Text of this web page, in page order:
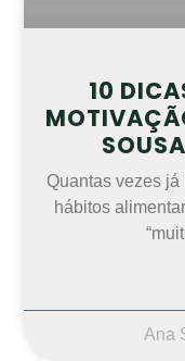
10
Quantas vezes
hábitos
Ana